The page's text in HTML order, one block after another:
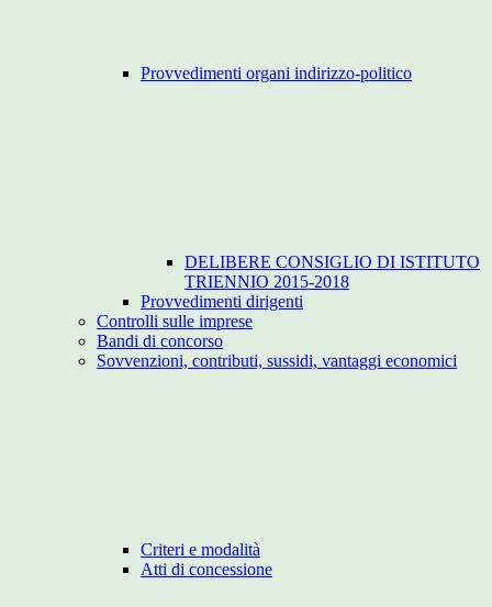
Provvedimenti organi indirizzo-politico
DELIBERE CONSIGLIO DI ISTITUTO
TRIENNIO 2015-2018
Provvedimenti dirigenti
Controlli sulle imprese
Bandi di concorso
Sovvenzioni, contributi, sussidi, vantaggi economici
Criteri e modalità
Atti di concessione